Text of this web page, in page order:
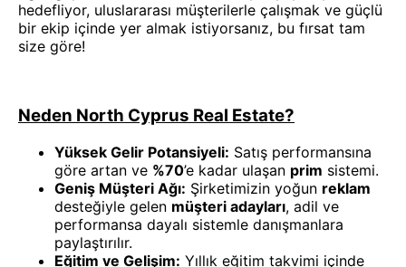
hedefliyor, uluslararası müşterilerle çalışmak ve güçlü
bir ekip içinde yer almak istiyorsanız, bu fırsat tam
size göre!
Neden North Cyprus Real Estate?
Yüksek Gelir Potansiyeli: Satış performansına
göre artan ve %70’e kadar ulaşan prim sistemi.
Geniş Müşteri Ağı: Şirketimizin yoğun reklam
desteğiyle gelen müşteri adayları, adil ve
performansa dayalı sistemle danışmanlara
paylaştırılır.
Eğitim ve Gelişim: Yıllık eğitim takvimi içinde